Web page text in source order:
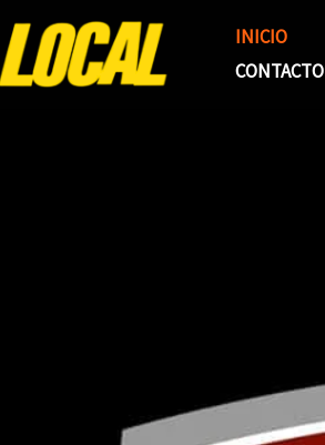
INICIO
CONTACTO